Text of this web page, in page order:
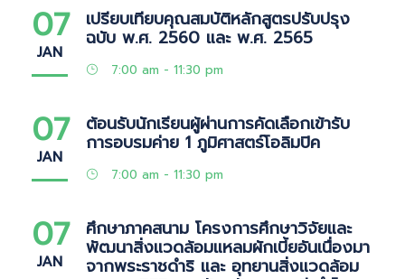
07
JAN
เปรียบเทียบคุณสมบัติหลักสูตรปรับปรุง
ฉบับ พ.ศ. 2560 และ พ.ศ. 2565
7:00 am - 11:30 pm
07
JAN
ต้อนรับนักเรียนผู้ผ่านการคัดเลือกเข้ารับ
การอบรมค่าย 1 ภูมิศาสตร์โอลิมปิค
7:00 am - 11:30 pm
07
JAN
ศึกษาภาคสนาม โครงการศึกษาวิจัยและ
พัฒนาสิ่งแวดล้อมแหลมผักเบี้ยอันเนื่องมา
จากพระราชดำริ และ อุทยานสิ่งแวดล้อม